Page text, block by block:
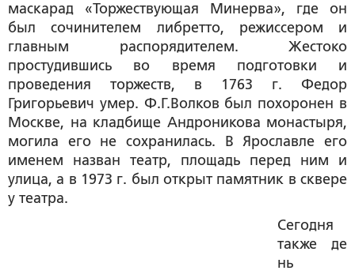
маскарад «Торжествующая Минерва», где он
был сочинителем либретто, режиссером и
главным распорядителем. Жестоко
простудившись во время подготовки и
проведения торжеств, в 1763 г. Федор
Григорьевич умер. Ф.Г.Волков был похоронен в
Москве, на кладбище Андроникова монастыря,
могила его не сохранилась. В Ярославле его
именем назван театр, площадь перед ним и
улица, а в 1973 г. был открыт памятник в сквере
у театра.
Сегодня
также де
нь